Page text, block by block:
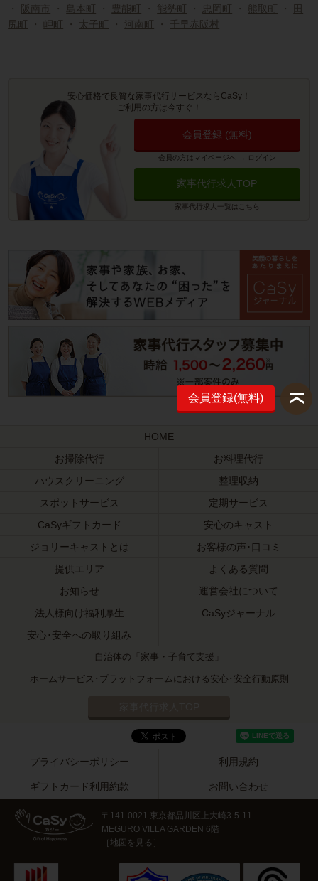
・
阪南市 ・ 島本町 ・ 豊能町 ・ 能勢町 ・ 忠岡町 ・ 熊取町 ・
田
尻町 ・ 岬町 ・ 太子町 ・ 河南町 ・ 千早赤阪村
安心価格で良質な家事代行サービスならCaSy！
ご利用の方は今すぐ！
会員登録 (無料)
会員の方はマイページへ → ログイン
家事代行求人TOP
家事代行求人一覧は こちら
会員登録(無料)
HOME
お掃除代行
お料理代行
ハウスクリーニング
整理収納
スポットサービス
定期サービス
CaSyギフトカード
安心のキャスト
ジョリーキャストとは
お客様の声･口コミ
提供エリア
よくある質問
お知らせ
運営会社について
法人様向け福利厚生
CaSyジャーナル
安心･安全への取り組み
自治体の「家事・子育て支援」
ホームサービス･プラットフォームにおける安心･安全行動原則
プライバシーポリシー 利用規約
ギフトカード利用約款 お問い合わせ
〒141-0021 東京都品川区上大崎3-5-11
MEGURO VILLA GARDEN 6階
［地図を見る ］